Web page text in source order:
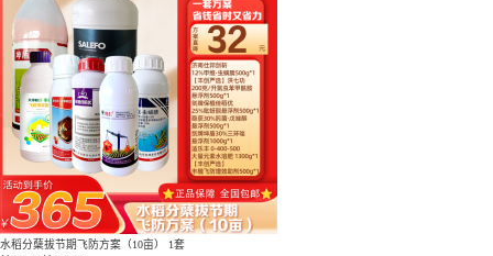
水稻分蘖拔节期飞防方案（10亩） 1套